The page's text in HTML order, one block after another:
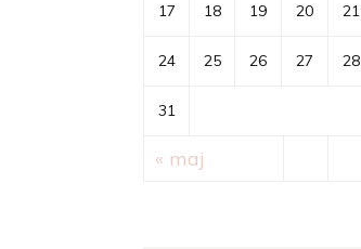
17 18 19 20 21
24 25 26 27 28
31
« maj